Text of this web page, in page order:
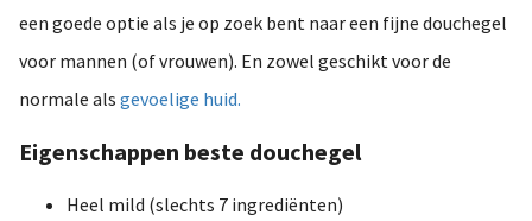
een goede optie als je op zoek bent naar een fijne douchegel
voor mannen (of vrouwen). En zowel geschikt voor de
normale als gevoelige huid.
Eigenschappen beste douchegel
Heel mild (slechts 7 ingrediënten)